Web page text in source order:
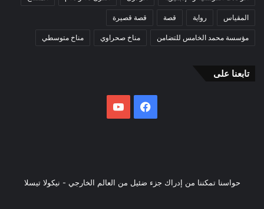
المقياس رواية قصة قصة قصيرة
مؤسسة محمد الخامس للتضامن مناخ صحراوي مناخ متوسطي
تابعنا على
فيسبوك
حواسنا تمكننا من إدراك جزء ضئيل من العالم الخارجي - نيكولا تيسلا